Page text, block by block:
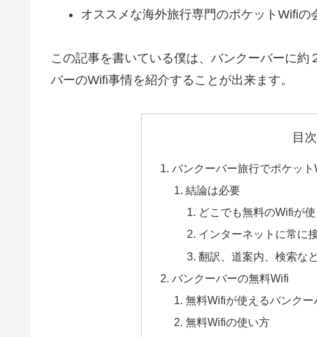
オススメな海外旅行専門のポケットWifiの
この記事を書いている僕は、バンクーバーに
バーのWifi事情を紹介することが出来ます。
目次
バンクーバー旅行でポケット
結論は必要
どこでも無料のWifiが
インターネットに常に
翻訳、道案内、検索な
バンクーバーの無料Wifi
無料Wifiが使えるバンクー
無料Wifiの使い方